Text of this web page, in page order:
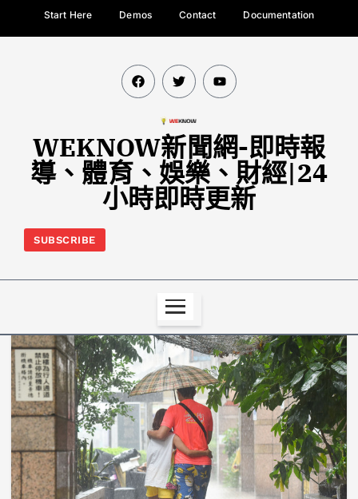
Start Here Demos Contact Documentation
WEKNOW新聞網-即時報
導、體育、娛樂、財經|24
小時即時更新
SUBSCRIBE